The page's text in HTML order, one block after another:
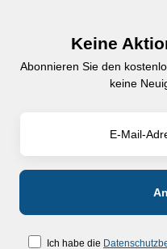
Keine
Abonnieren Sie den
keine
Ich habe die